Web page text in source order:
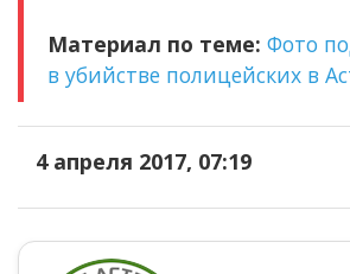
Материал по теме: Фото
в убийстве полицейских в
4 апреля 2017, 07:19